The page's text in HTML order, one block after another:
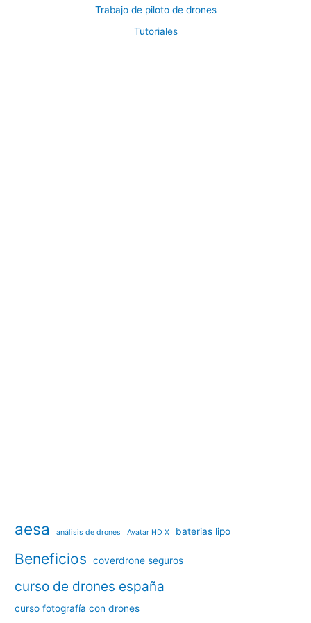
Trabajo de piloto de drones
Tutoriales
aesa análisis de drones Avatar HD X baterias lipo
Beneficios coverdrone seguros
curso de drones españa
curso fotografía con drones